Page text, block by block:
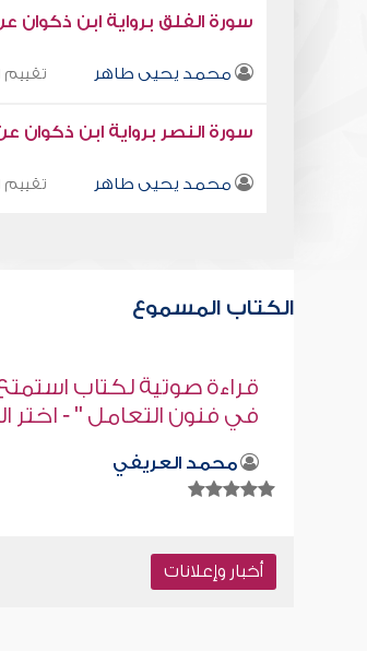
سورة الفلق برواية ابن ذكوان
محمد يحيى طاهر تقييم
سورة النصر برواية ابن ذكوان
محمد يحيى طاهر تقييم
الكتاب المسموع
كتاب تلبيس إبليس 3
أبو الفرج ابن الجوزي
أخبار وإعلانات